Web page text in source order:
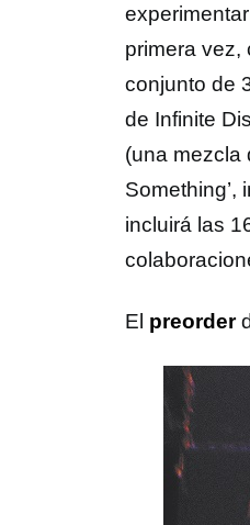
primera vez,
conjunto de
de Infinite
(una mezcla
Something’,
incluirá las
El preorder